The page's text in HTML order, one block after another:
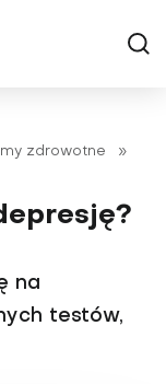
zdrowotne
»
na
testów,